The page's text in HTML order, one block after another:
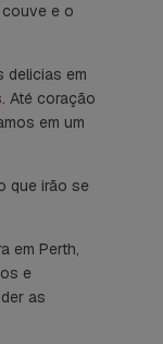
e o
delicias em
. Até coração
em um
que irão se
em Perth,
e
as